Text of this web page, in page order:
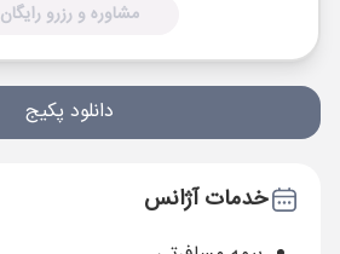
مشاوره و رزرو رایگان
دانلود پکیج
خدمات آژانس